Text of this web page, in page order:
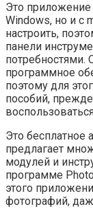
Это
Windows, но и с
настроить,
панели
потребностями.
программное
поэтому для
пособий,
Это бесплатное
предлагает
модулей и
программе
этого
фотографий,